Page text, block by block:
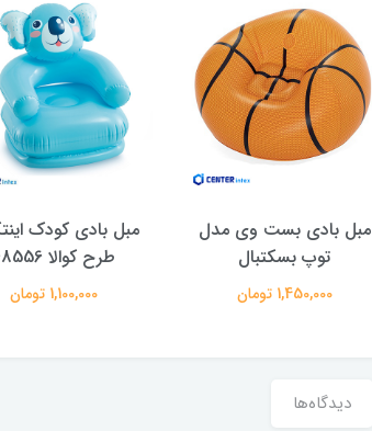
مبل بادی بست وی مدل
توپ بسکتبال
1,450,000 تومان
مبل بادی کودک
طرح کوالا 68556
1,100,000 تومان
دیدگاه‌ها